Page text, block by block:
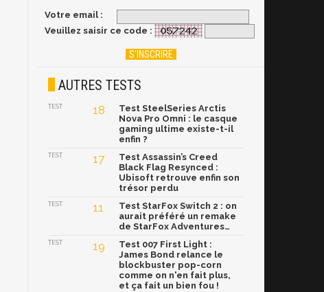
Votre email :
Veuillez saisir ce code :
AUTRES TESTS
TEST 18
Test SteelSeries Arctis
Nova Pro Omni : le casque
gaming ultime existe-t-il
enfin ?
TEST 17
Test Assassin’s Creed
Black Flag Resynced :
Ubisoft retrouve enfin son
trésor perdu
TEST 11
Test StarFox Switch 2 : on
aurait préféré un remake
de StarFox Adventures…
TEST 19
Test 007 First Light :
James Bond relance le
blockbuster pop-corn
comme on n'en fait plus,
et ça fait un bien fou !